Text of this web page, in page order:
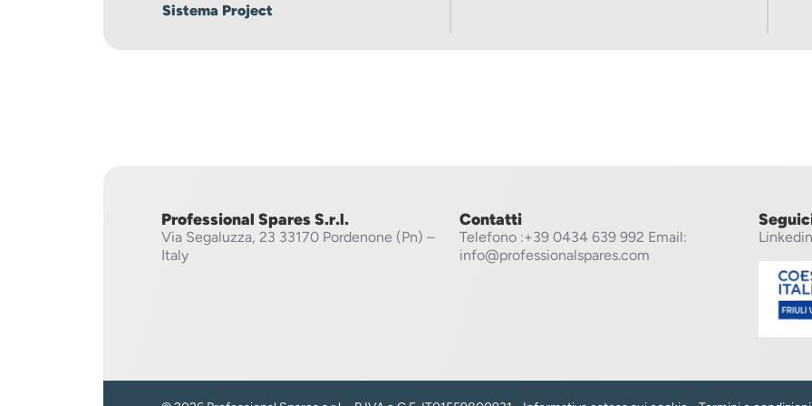
Sistema Project
Professional Spares S.r.l.
Via Segaluzza, 23 33170 Pordenone (Pn) –
Italy
Contatti
Telefono :+39 0434 639 992 Email:
info@professionalspares.com
Linkedin